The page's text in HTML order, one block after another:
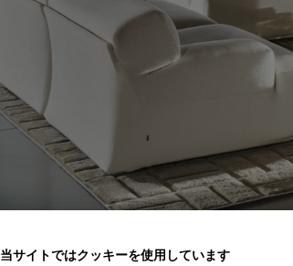
当サイトではクッキーを使用しています